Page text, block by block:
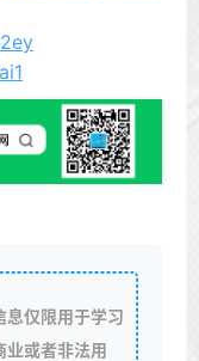
息仅限用于学习
业或者非法用